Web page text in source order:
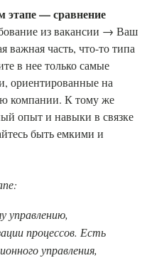
этапе — сравнение
из вакансии → Ваш
важная часть, что-то типа
в нее только самые
ориентированные на
компании. К тому же
опыт и навыки в связке
быть емкими и
управлению,
процессов. Есть
управления,